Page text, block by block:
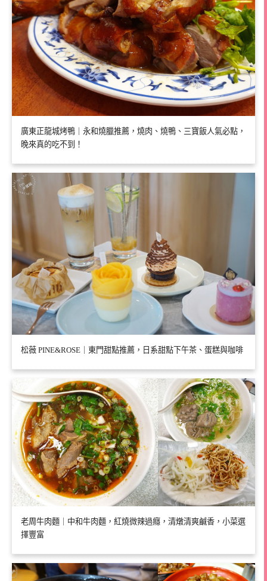
廣東正龍城烤鴨｜永和燒臘推薦，燒肉、燒鴨、三寶飯人氣必點，
晚來真的吃不到！
松薇 PINE&ROSE｜東門甜點推薦，日系甜點下午茶、蛋糕與咖啡
老周牛肉麵｜中和牛肉麵，紅燒微辣過癮，清燉清爽鹹香，小菜選
擇豐富